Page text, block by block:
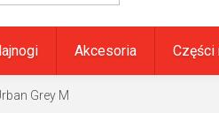
Akcesoria Części
Grey M